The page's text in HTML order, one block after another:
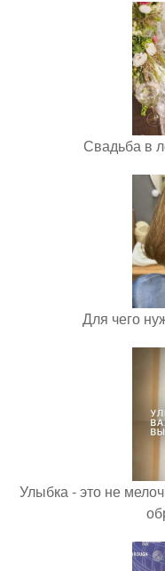
Свадьба в
Для чего
Улыбка - это не